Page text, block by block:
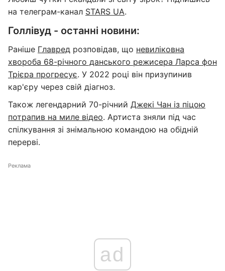
на телеграм-канал STARS UA.
Голлівуд - останні новини:
Раніше Главред розповідав, що невиліковна
хвороба 68-річного данського режисера Ларса фон
Трієра прогресує. У 2022 році він призупинив
кар'єру через свій діагноз.
Також легендарний 70-річний Джекі Чан із піцою
потрапив на миле відео. Артиста зняли під час
спілкування зі знімальною командою на обідній
перерві.
Реклама
ad